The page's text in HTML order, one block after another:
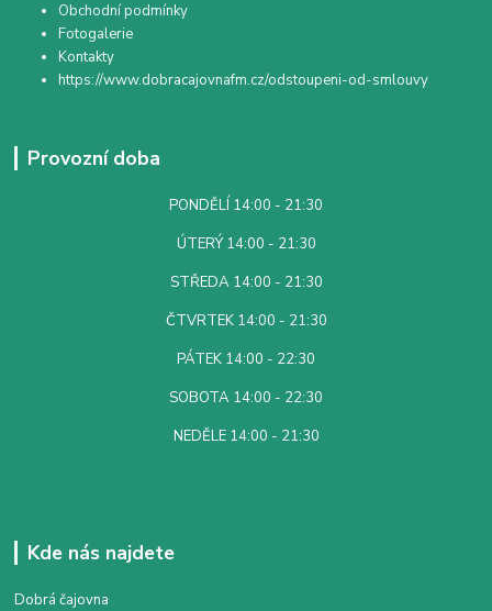
Obchodní podmínky
Fotogalerie
Kontakty
https://www.dobracajovnafm.cz/odstoupeni-od-smlouvy
Provozní doba
PONDĚLÍ 14:00 - 21:30
ÚTERÝ 14:00 - 21:30
STŘEDA 14:00 - 21:30
ČTVRTEK 14:00 - 21:30
PÁTEK 14:00 - 22:30
SOBOTA 14:00 - 22:30
NEDĚLE 14:00 - 21:30
Kde nás najdete
Dobrá čajovna